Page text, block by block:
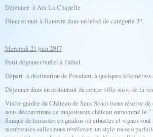
Déjeuner à Aix La Chapelle
Dîner et nuit à Hanovre dans un hôtel de catégorie 3*.
Mercredi 21 juin 2017
Petit déjeuner buffet à l'hôtel.
Départ à destination de Potsdam, à quelques kilomètres
Déjeuner dans un restaurant du centre ville suivi de la
Visite guidée du Château de Sans Souci (sous réserve
nous découvrirons ce majestueux château surnommé le
flanqué de terrasses en gradins où arbustes et vignes
nombreuses salles nous révéleront un style rococo